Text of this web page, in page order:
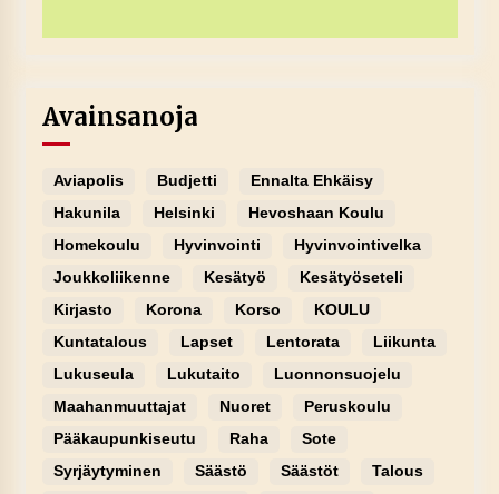
Avainsanoja
Aviapolis Budjetti
Ennalta Ehkäisy
Hakunila
Helsinki
Hevoshaan Koulu
Homekoulu
Hyvinvointi
Hyvinvointivelka
Joukkoliikenne
Kesätyö
Kesätyöseteli
Kirjasto
Korona Korso
KOULU
Kuntatalous
Lapset Lentorata
Liikunta
Lukuseula
Lukutaito
Luonnonsuojelu
Maahanmuuttajat
Nuoret
Peruskoulu
Pääkaupunkiseutu
Raha
Sote
Syrjäytyminen
Säästö Säästöt
Talous